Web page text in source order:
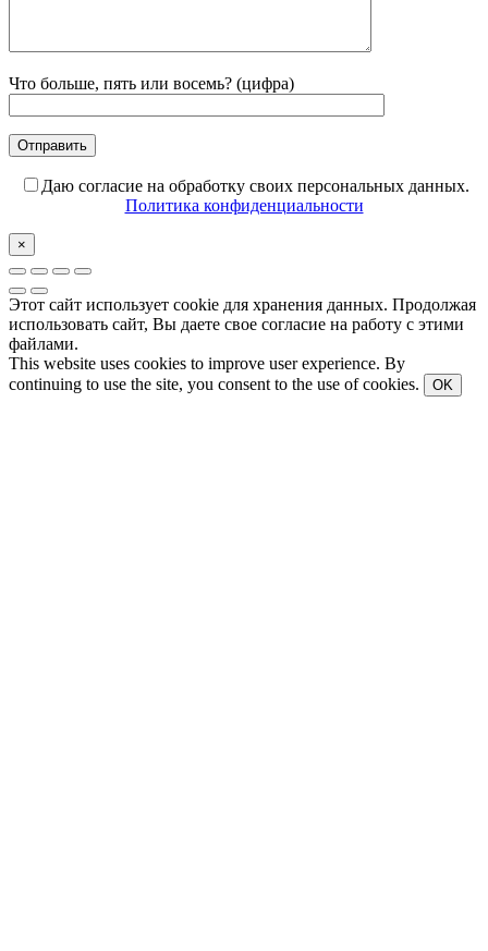
Что больше, пять или восемь? (цифра)
Даю согласие на обработку своих персональных данных.
Политика конфиденциальности
×
Этот сайт использует cookie для хранения данных. Продолжая
использовать сайт, Вы даете свое согласие на работу с этими
файлами.
This website uses cookies to improve user experience. By
continuing to use the site, you consent to the use of cookies.
OK